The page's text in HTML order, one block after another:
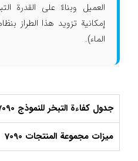
العميل وبناءً على القدرة
إمكانية تزويد هذا الطراز
الماء).
جدول كفاءة التبخر للنموذج 7090
ميزات مجموعة المنتجات 7090